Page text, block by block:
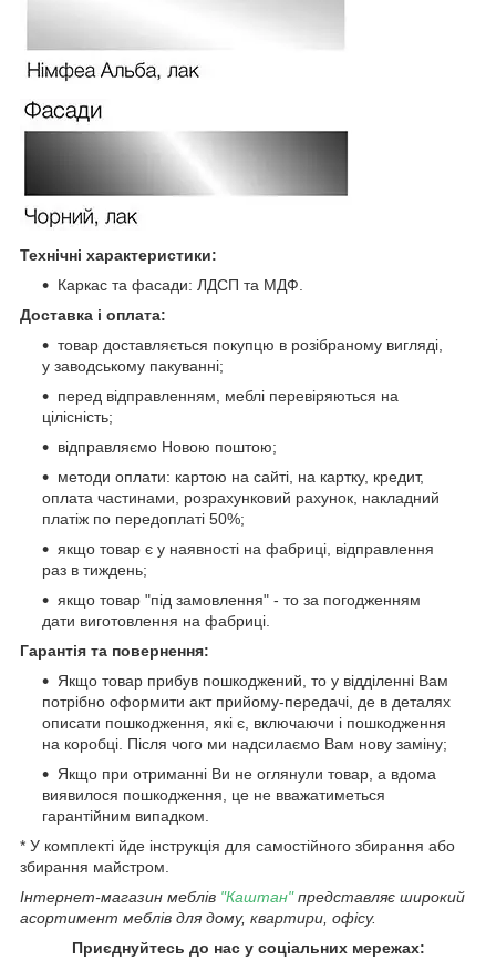
Технічні характеристики:
Каркас та фасади: ЛДСП та МДФ.
Доставка і оплата:
товар доставляється покупцю в розібраному вигляді,
у заводському пакуванні;
перед відправленням, меблі перевіряються на
цілісність;
відправляємо Новою поштою;
методи оплати: картою на сайті, на картку, кредит,
оплата частинами, розрахунковий рахунок, накладний
платіж по передоплаті 50%;
якщо товар є у наявності на фабриці, відправлення
раз в тиждень;
якщо товар "під замовлення" - то за погодженням
дати виготовлення на фабриці.
Гарантія та повернення:
Якщо товар прибув пошкоджений, то у відділенні Вам
потрібно оформити акт прийому-передачі, де в деталях
описати пошкодження, які є, включаючи і пошкодження
на коробці. Після чого ми надсилаємо Вам нову заміну;
Якщо при отриманні Ви не оглянули товар, а вдома
виявилося пошкодження, це не вважатиметься
гарантійним випадком.
* У комплекті йде інструкція для самостійного збирання або
збирання майстром.
Інтернет-магазин меблів "Каштан"представляє широкий
асортимент меблів для дому, квартири, офісу.
Приєднуйтесь до нас у соціальних мережах: